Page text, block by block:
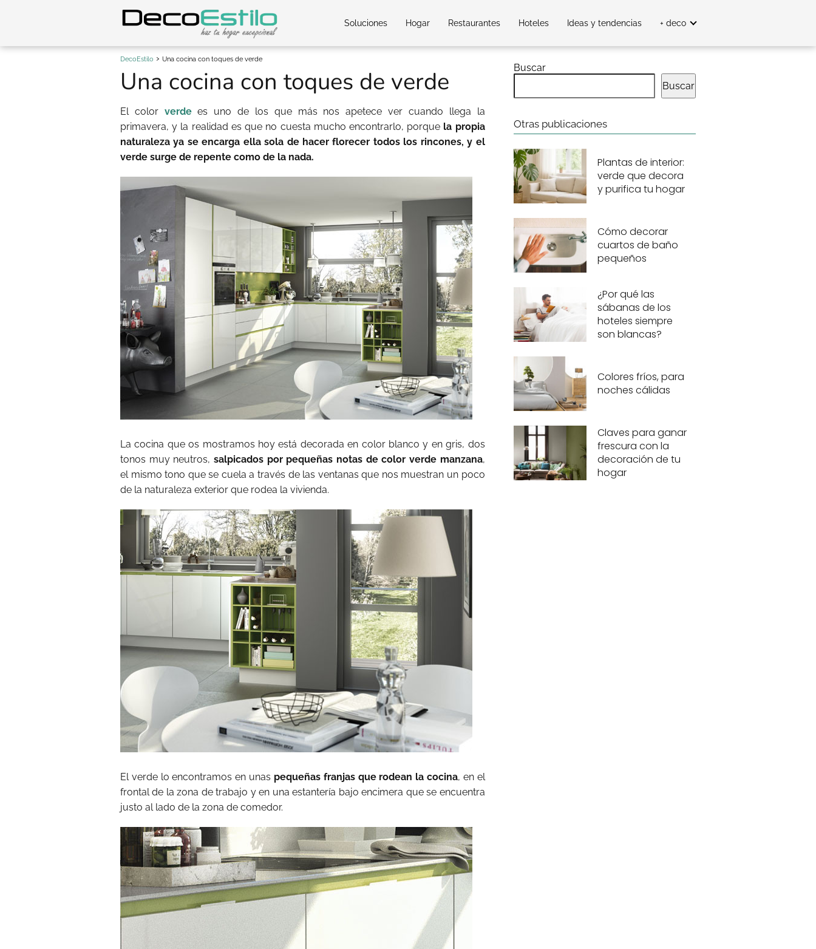
Soluciones Hogar Restaurantes Hoteles Ideas y tendencias + deco
DecoEstilo Una cocina con toques de verde
Una cocina con toques de verde
El color verdees uno de los que más nos apetece ver cuando llega la
primavera, y la realidad es que no cuesta mucho encontrarlo, porque la propia
naturaleza ya se encarga ella sola de hacer florecer todos los rincones, y el
verde surge de repente como de la nada.
La cocina que os mostramos hoy está decorada en color blanco y en gris, dos
tonos muy neutros, salpicados por pequeñas notas de color verde manzana,
el mismo tono que se cuela a través de las ventanas que nos muestran un poco
de la naturaleza exterior que rodea la vivienda.
El verde lo encontramos en unas pequeñas franjas que rodean la cocina, en el
frontal de la zona de trabajo y en una estantería bajo encimera que se encuentra
justo al lado de la zona de comedor.
Buscar
Buscar
Otras publicaciones
Plantas de interior:
verde que decora
y purifica tu hogar
Cómo decorar
cuartos de baño
pequeños
¿Por qué las
sábanas de los
hoteles siempre
son blancas?
Colores fríos, para
noches cálidas
Claves para ganar
frescura con la
decoración de tu
hogar